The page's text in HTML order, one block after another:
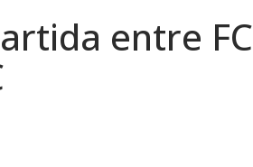
entre FC